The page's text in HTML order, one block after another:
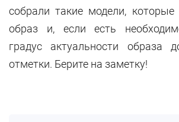
собрали такие модели,
образ и, если есть
градус актуальности образа
отметки. Берите на заметку!